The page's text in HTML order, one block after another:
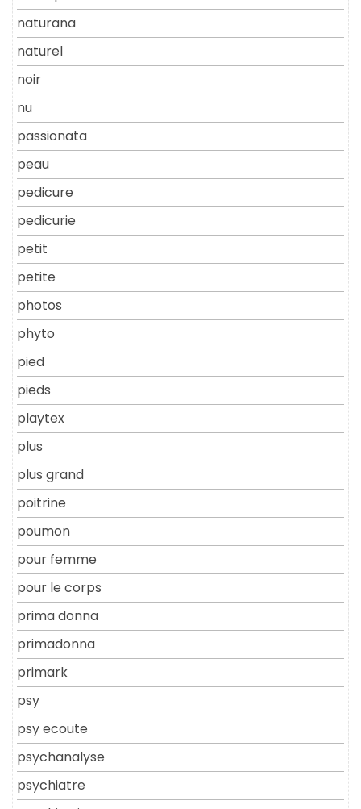
naturana
naturel
noir
nu
passionata
peau
pedicure
pedicurie
petit
petite
photos
phyto
pied
pieds
playtex
plus
plus grand
poitrine
poumon
pour femme
pour le corps
prima donna
primadonna
primark
psy
psy ecoute
psychanalyse
psychiatre